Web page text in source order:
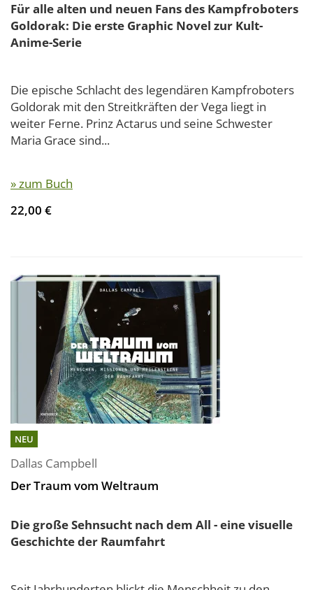
Für alle alten und neuen Fans des Kampfroboters
Goldorak: Die erste Graphic Novel zur Kult-
Anime-Serie
Die epische Schlacht des legendären Kampfroboters
Goldorak mit den Streitkräften der Vega liegt in
weiter Ferne. Prinz Actarus und seine Schwester
Maria Grace sind...
» zum Buch
22,00 €
NEU
Dallas Campbell
Der Traum vom Weltraum
Die große Sehnsucht nach dem All - eine visuelle
Geschichte der Raumfahrt